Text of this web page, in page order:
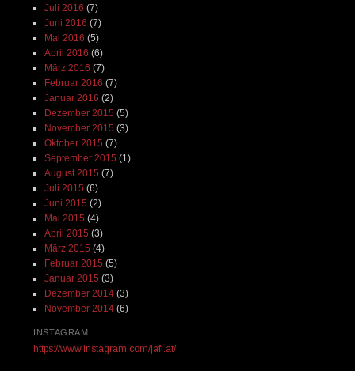
Juli 2016 (7)
Juni 2016 (7)
Mai 2016 (5)
April 2016 (6)
März 2016 (7)
Februar 2016 (7)
Januar 2016 (2)
Dezember 2015 (5)
November 2015 (3)
Oktober 2015 (7)
September 2015 (1)
August 2015 (7)
Juli 2015 (6)
Juni 2015 (2)
Mai 2015 (4)
April 2015 (3)
März 2015 (4)
Februar 2015 (5)
Januar 2015 (3)
Dezember 2014(3)
November 2014(6)
INSTAGRAM
https://www.instagram.com/jafi.at/